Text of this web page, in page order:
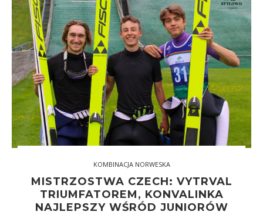
KOMBINACJA NORWESKA
MISTRZOSTWA CZECH: VYTRVAL
TRIUMFATOREM, KONVALINKA
NAJLEPSZY WŚRÓD JUNIORÓW